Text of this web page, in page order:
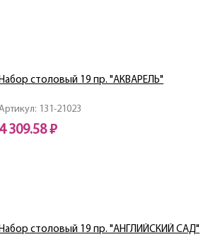
131-21023
столовый 19 пр. "АКВАРЕЛЬ"
4 309.58 ₽
столовый 19 пр. "АНГЛИЙСКИЙ САД"